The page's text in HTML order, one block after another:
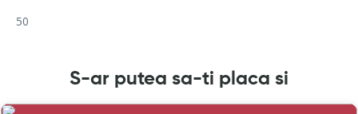
50
S-ar putea sa-ti placa si